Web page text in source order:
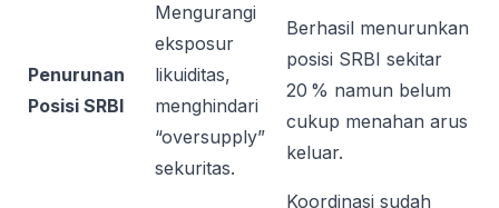
Penurunan
Posisi SRBI
Mengurangi
eksposur
likuiditas,
menghindari
“oversupply”
sekuritas.
Berhasil menurunkan
posisi SRBI sekitar
20 % namun belum
cukup menahan arus
keluar.
Koordinasi sudah